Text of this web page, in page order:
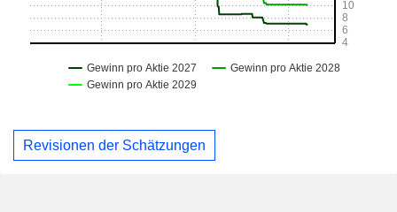
Revisionen der Schätzungen